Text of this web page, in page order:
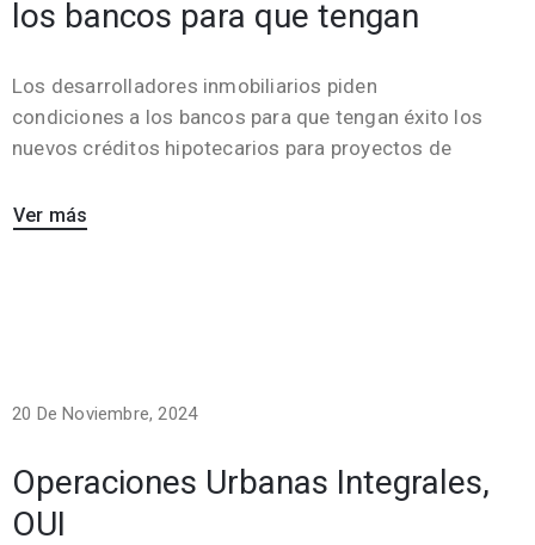
los bancos para que tengan
Los desarrolladores inmobiliarios piden
condiciones a los bancos para que tengan éxito los
nuevos créditos hipotecarios para proyectos de
Ver más
20 De Noviembre, 2024
Operaciones Urbanas Integrales,
OUI